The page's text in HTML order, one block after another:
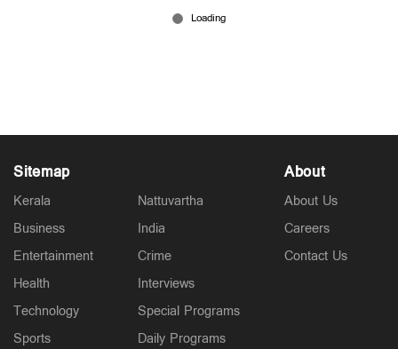
രാജ്യസഭാ തിരഞ്ഞെടുപ്പ്: മീനാക്ഷി നടരാജന്റെ
പത്രിക തള്ളി; കോണ്‍ഗ്രസിന് തിരിച്ചടി
Sitemap
Kerala
Business
Entertainment
Health
Technology
Sports
Nattuvartha
India
Crime
Interviews
Special Programs
Daily Programs
About
About Us
Careers
Contact Us